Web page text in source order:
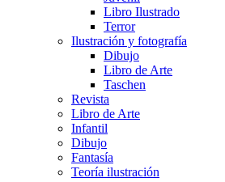
Libro Ilustrado
Terror
Ilustración y fotografía
Dibujo
Libro de Arte
Taschen
Revista
Libro de Arte
Infantil
Dibujo
Fantasía
Teoría ilustración